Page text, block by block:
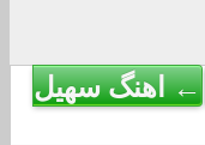
← اهنگ سهیل